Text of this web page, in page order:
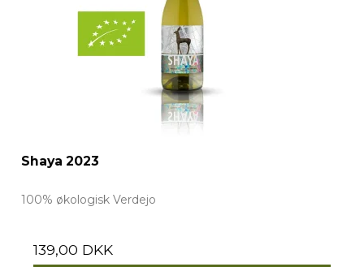
Shaya 2023
100% økologisk Verdejo
139,00 DKK